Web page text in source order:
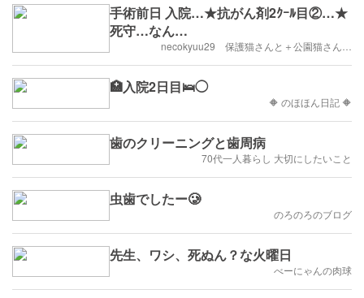
手術前日 入院…★抗がん剤2ｸｰﾙ目②…★
死守…なん…
necokyuu29 保護猫さんと＋公園猫さん…
🏥入院2日目🛌◯
🔶 のほほん日記 🔶
歯のクリーニングと歯周病
70代一人暮らし 大切にしたいこと
虫歯でしたー🥲
のろのろのブログ
先生、ワシ、死ぬん？な火曜日
べーにゃんの肉球